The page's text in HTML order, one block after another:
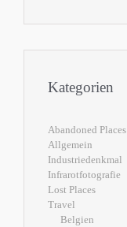
Kategorien
Abandoned Places
Allgemein
Industriedenkmal
Infrarotfotografie
Lost Places
Travel
Belgien